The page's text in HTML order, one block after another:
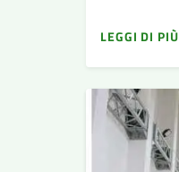
LEGGI DI PIÙ